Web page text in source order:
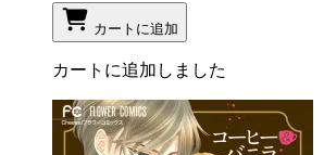
カートに追加
カートに追加しました